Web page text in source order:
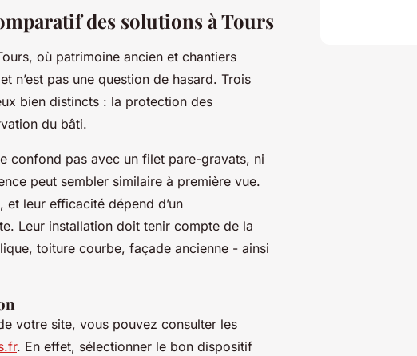
des solutions à Tours
où patrimoine ancien et chantiers
n’est pas une question de hasard. Trois
bien distincts : la protection des
du bâti.
confond pas avec un filet pare-gravats, ni
peut sembler similaire à première vue.
leur efficacité dépend d’un
Leur installation doit tenir compte de la
toiture courbe, façade ancienne - ainsi
votre site, vous pouvez consulter les
. En effet, sélectionner le bon dispositif